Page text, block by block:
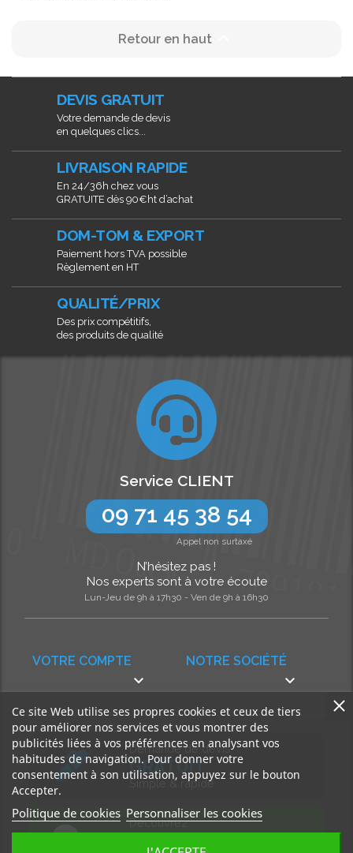
Retour en haut
DEVIS GRATUIT
Votre demande de devis
en quelques clics...
LIVRAISON RAPIDE
En 24/36h chez vous
GRATUITE dès 90€ht d’achat
DOM-TOM & EXPORT
Paiement hors TVA possible
Règlement en HT
QUALITÉ/PRIX
Des prix compétitifs,
des produits de qualité
NOTRE SOCIÉTÉ

VOTRE COMPTE

Service CLIENT
09 71 45 38 54
Appel non surtaxé
N’hésitez pas !
Nos experts sont à votre écoute
Lun-Jeu de 9h à 17h30 - Ven de 9h à 16h30
Demande de devis
GRATUIT
Simple & rapide
Découvrez
Ce site Web utilise ses propres cookies et ceux de tiers
pour améliorer nos services et vous montrer des
publicités liées à vos préférences en analysant vos
habitudes de navigation. Pour donner votre
consentement à son utilisation, appuyez sur le bouton
Accepter.
Politique de cookies Personnaliser les cookies